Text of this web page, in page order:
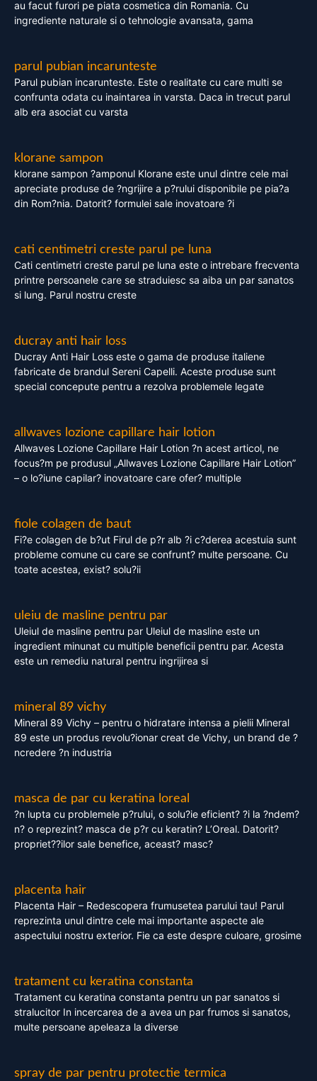
au facut furori pe piata cosmetica din Romania. Cu
ingrediente naturale si o tehnologie avansata, gama
parul pubian incarunteste
Parul pubian incarunteste. Este o realitate cu care multi se
confrunta odata cu inaintarea in varsta. Daca in trecut parul
alb era asociat cu varsta
klorane sampon
klorane sampon ?amponul Klorane este unul dintre cele mai
apreciate produse de ?ngrijire a p?rului disponibile pe pia?a
din Rom?nia. Datorit? formulei sale inovatoare ?i
cati centimetri creste parul pe luna
Cati centimetri creste parul pe luna este o intrebare frecventa
printre persoanele care se straduiesc sa aiba un par sanatos
si lung. Parul nostru creste
ducray anti hair loss
Ducray Anti Hair Loss este o gama de produse italiene
fabricate de brandul Sereni Capelli. Aceste produse sunt
special concepute pentru a rezolva problemele legate
allwaves lozione capillare hair lotion
Allwaves Lozione Capillare Hair Lotion ?n acest articol, ne
focus?m pe produsul „Allwaves Lozione Capillare Hair Lotion”
– o lo?iune capilar? inovatoare care ofer? multiple
fiole colagen de baut
Fi?e colagen de b?ut Firul de p?r alb ?i c?derea acestuia sunt
probleme comune cu care se confrunt? multe persoane. Cu
toate acestea, exist? solu?ii
uleiu de masline pentru par
Uleiul de masline pentru par Uleiul de masline este un
ingredient minunat cu multiple beneficii pentru par. Acesta
este un remediu natural pentru ingrijirea si
mineral 89 vichy
Mineral 89 Vichy – pentru o hidratare intensa a pielii Mineral
89 este un produs revolu?ionar creat de Vichy, un brand de ?
ncredere ?n industria
masca de par cu keratina loreal
?n lupta cu problemele p?rului, o solu?ie eficient? ?i la ?ndem?
n? o reprezint? masca de p?r cu keratin? L’Oreal. Datorit?
propriet??ilor sale benefice, aceast? masc?
placenta hair
Placenta Hair – Redescopera frumusetea parului tau! Parul
reprezinta unul dintre cele mai importante aspecte ale
aspectului nostru exterior. Fie ca este despre culoare, grosime
tratament cu keratina constanta
Tratament cu keratina constanta pentru un par sanatos si
stralucitor In incercarea de a avea un par frumos si sanatos,
multe persoane apeleaza la diverse
spray de par pentru protectie termica